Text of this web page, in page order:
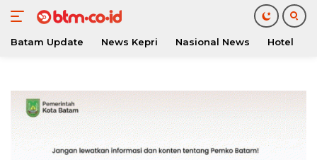
konten
Batam Update News Kepri Nasional News Hotel